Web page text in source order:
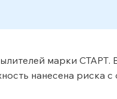
марки СТАРТ.
нанесена риска с